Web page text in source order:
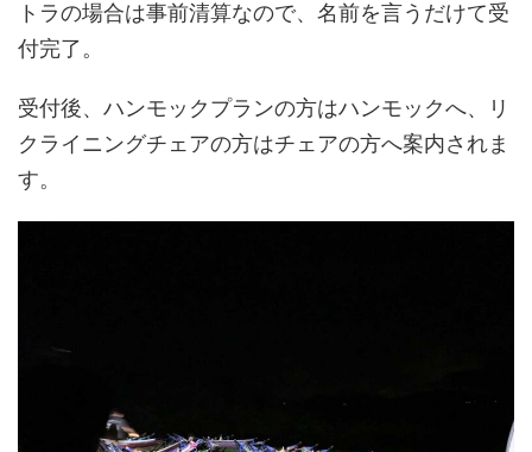
トラの場合は事前清算なので、名前を言うだけて受
付完了。
受付後、ハンモックプランの方はハンモックへ、リ
クライニングチェアの方はチェアの方へ案内されま
す。